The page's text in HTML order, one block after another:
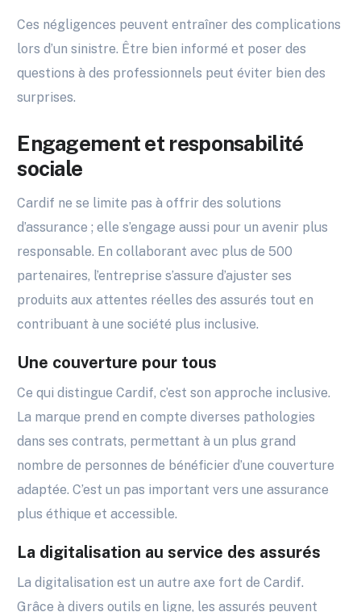
Ces négligences peuvent entraîner des complications
lors d’un sinistre. Être bien informé et poser des
questions à des professionnels peut éviter bien des
surprises.
Engagement et responsabilité
sociale
Cardif ne se limite pas à offrir des solutions
d’assurance ; elle s’engage aussi pour un avenir plus
responsable. En collaborant avec plus de 500
partenaires, l’entreprise s’assure d’ajuster ses
produits aux attentes réelles des assurés tout en
contribuant à une société plus inclusive.
Une couverture pour tous
Ce qui distingue Cardif, c’est son approche inclusive.
La marque prend en compte diverses pathologies
dans ses contrats, permettant à un plus grand
nombre de personnes de bénéficier d’une couverture
adaptée. C’est un pas important vers une assurance
plus éthique et accessible.
La digitalisation au service des assurés
La digitalisation est un autre axe fort de Cardif.
Grâce à divers outils en ligne, les assurés peuvent